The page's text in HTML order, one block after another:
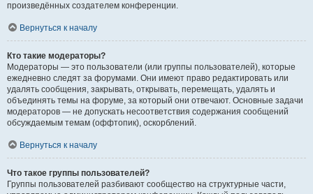
произведённых создателем конференции.
Вернуться к началу
Кто такие модераторы?
Модераторы — это пользователи (или группы пользователей), которые
ежедневно следят за форумами. Они имеют право редактировать или
удалять сообщения, закрывать, открывать, перемещать, удалять и
объединять темы на форуме, за который они отвечают. Основные задачи
модераторов — не допускать несоответствия содержания сообщений
обсуждаемым темам (оффтопик), оскорблений.
Вернуться к началу
Что такое группы пользователей?
Группы пользователей разбивают сообщество на структурные части,